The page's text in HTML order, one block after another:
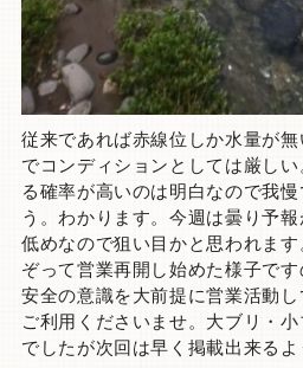
従来であれば赤線位しか水量が
でコンディションとしては厳し
る確率が高いのは明白なので我
う。わかります。今週は曇り予
低めなので狙い目かと思われま
ぞって営業再開し始めた様子で
安全の意識を大前提に営業活動
ご利用くださいませ。大ブリ・
でしたが次回は早く掲載出来るよ